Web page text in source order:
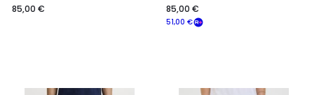
85,00 €
51,00 €
85,00 €